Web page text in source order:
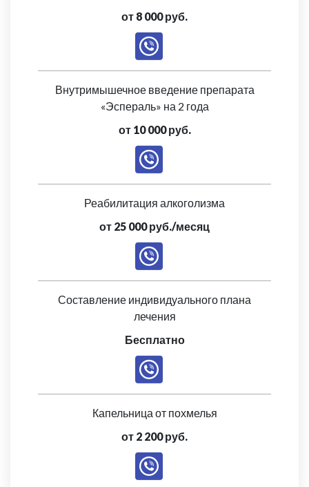
от 8 000 руб.
Внутримышечное введение препарата
«Эспераль» на 2 года
от 10 000 руб.
Реабилитация алкоголизма
от 25 000 руб./месяц
Составление индивидуального плана
лечения
Бесплатно
Капельница от похмелья
от 2 200 руб.